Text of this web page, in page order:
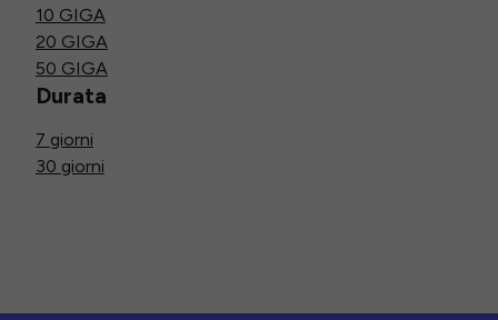
10 GIGA
20 GIGA
50 GIGA
Durata
7 giorni
30 giorni